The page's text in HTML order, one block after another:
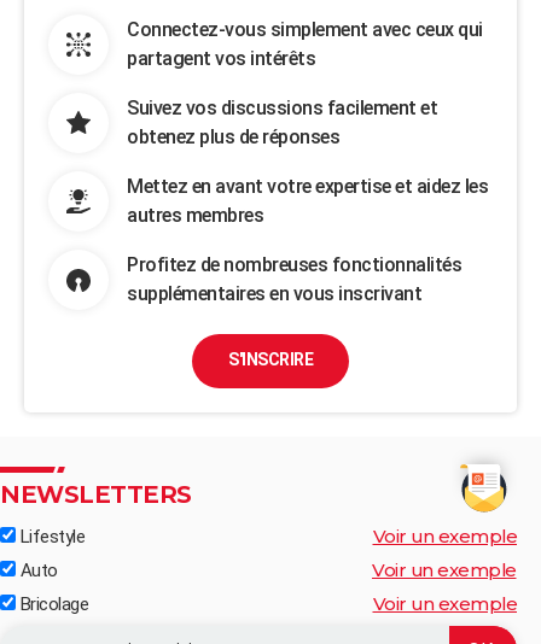
Connectez-vous simplement avec ceux qui
partagent vos intérêts
Suivez vos discussions facilement et
obtenez plus de réponses
Mettez en avant votre expertise et aidez les
autres membres
Profitez de nombreuses fonctionnalités
supplémentaires en vous inscrivant
S'INSCRIRE
NEWSLETTERS
Lifestyle Voir un exemple
Auto Voir un exemple
Bricolage Voir un exemple